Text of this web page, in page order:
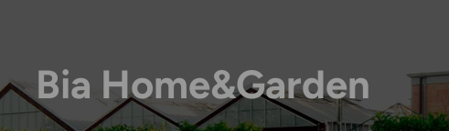
Bia Home&Garden